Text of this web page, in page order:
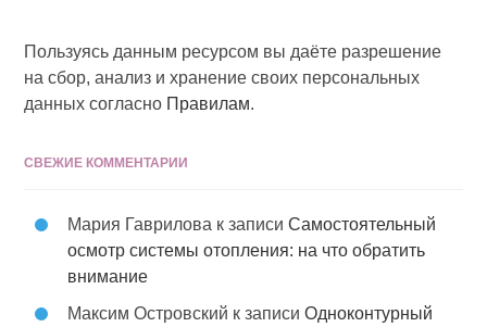
Пользуясь данным ресурсом вы даёте разрешение
на сбор, анализ и хранение своих персональных
данных согласно Правилам.
СВЕЖИЕ КОММЕНТАРИИ
Мария Гаврилова к записиСамостоятельный
осмотр системы отопления: на что обратить
внимание
Максим Островский к записиОдноконтурный